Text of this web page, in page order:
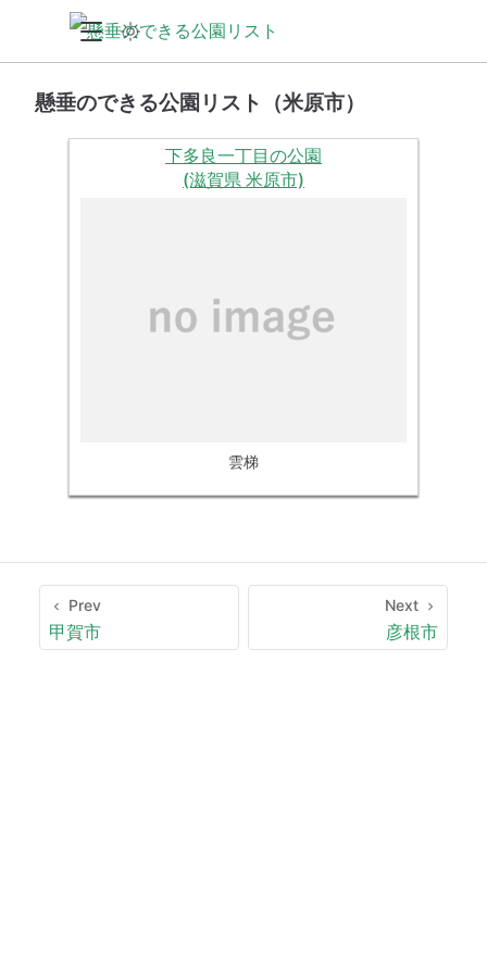
懸垂のできる公園リスト（米原市）
下多良一丁目の公園
(滋賀県 米原市)
雲梯
Prev
甲賀市
Next
彦根市